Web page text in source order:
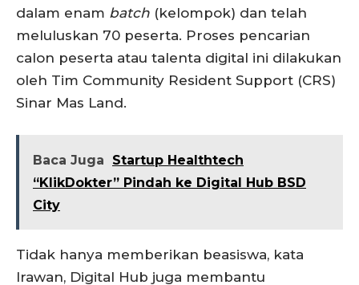
dalam enam batch (kelompok) dan telah
meluluskan 70 peserta. Proses pencarian
calon peserta atau talenta digital ini dilakukan
oleh Tim Community Resident Support (CRS)
Sinar Mas Land.
Baca Juga
Startup Healthtech
“KlikDokter” Pindah ke Digital Hub BSD
City
Tidak hanya memberikan beasiswa, kata
Irawan, Digital Hub juga membantu